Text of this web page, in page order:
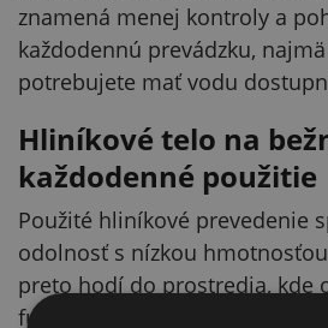
znamená menej kontroly a
každodennú prevádzku,
potrebujete mať vodu
Hliníkové telo na
každodenné použitie
Použité hliníkové prevedenie
odolnosť s nízkou
preto hodí do prostredia, kde
funkčné riešenie a súčasne